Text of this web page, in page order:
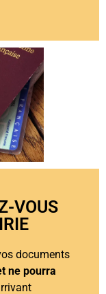
VOUS
documents
ne pourra